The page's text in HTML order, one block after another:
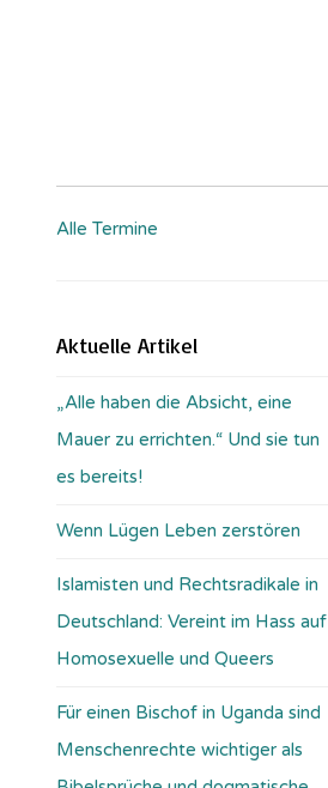
Alle Termine
Aktuelle Artikel
„Alle haben die Absicht, eine
Mauer zu errichten.“ Und sie tun
es bereits!
Wenn Lügen Leben zerstören
Islamisten und Rechtsradikale in
Deutschland: Vereint im Hass auf
Homosexuelle und Queers
Für einen Bischof in Uganda sind
Menschenrechte wichtiger als